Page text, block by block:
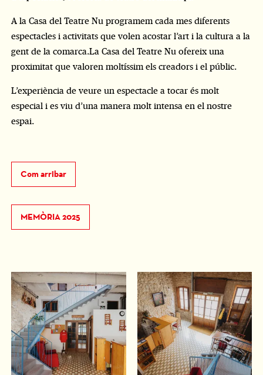
A la Casa del Teatre Nu programem cada mes diferents
espectacles i activitats que volen acostar l’art i la cultura a la
gent de la comarca.La Casa del Teatre Nu ofereix una
proximitat que valoren moltíssim els creadors i el públic.
L’experiència de veure un espectacle a tocar és molt
especial i es viu d’una manera molt intensa en el nostre
espai.
Com arribar
MEMÒRIA 2025